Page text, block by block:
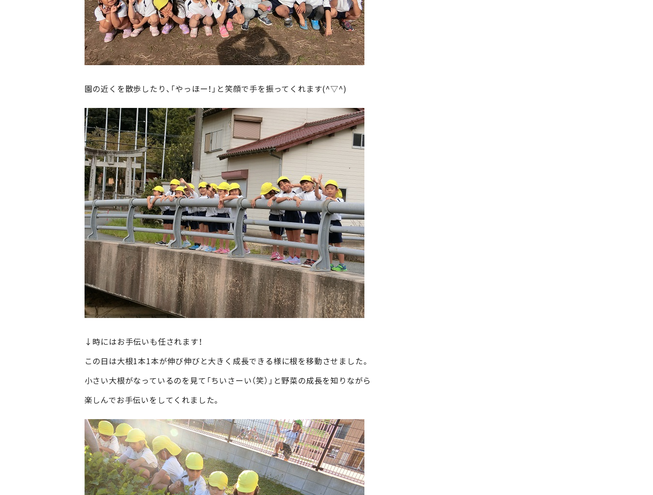
園の近くを散歩したり、「やっほー！」と笑顔で手を振ってくれます(^▽^)
↓時にはお手伝いも任されます！
この日は大根1本1本が伸び伸びと大きく成長できる様に根を移動させました。
小さい大根がなっているのを見て「ちいさーい（笑）」と野菜の成長を知りながら
楽しんでお手伝いをしてくれました。